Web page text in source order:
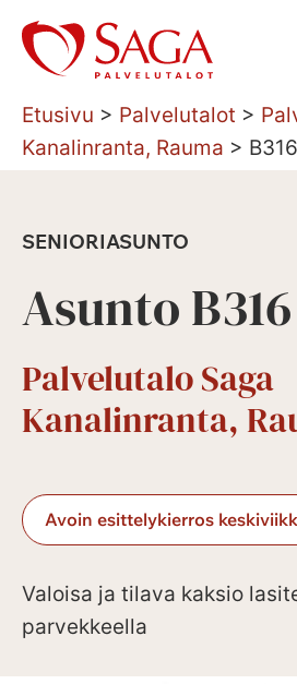
Siirry
sisältöön
Etusivu > Palvelutalot >
Kanalinranta, Rauma > B316
SENIORIASUNTO
Asunto B316
Palvelutalo Saga
Kanalinranta,
Avoin esittelykierros
Valoisa ja tilava kaksio
parvekkeella